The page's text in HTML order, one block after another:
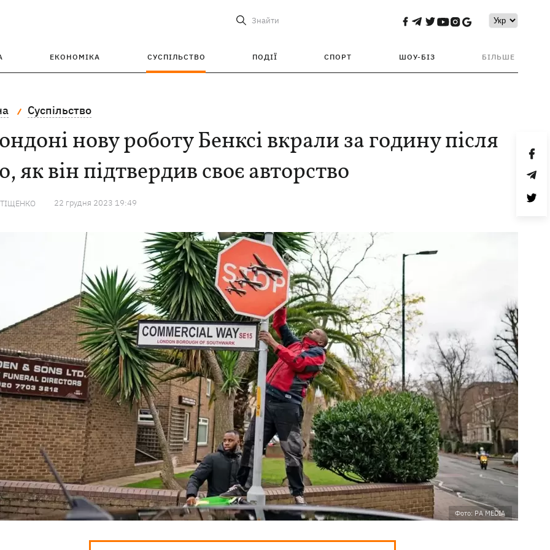
Знайти
ЕКОНОМІКА СУСПІЛЬСТВО ПОДІЇ СПОРТ ШОУ-БІЗ БІЛЬШЕ
Суспільство
нову роботу Бенксі вкрали за годину після
як він підтвердив своє авторство
22 грудня 2023 19:49
Фото: PA MEDIA